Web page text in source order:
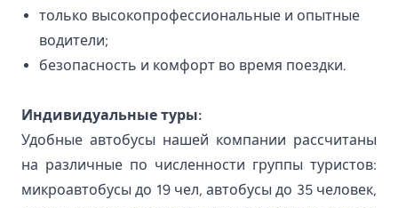
только высокопрофессиональные и опытные
водители;
безопасность и комфорт во время поездки.
Индивидуальные туры:
Удобные автобусы нашей компании рассчитаны
на различные по численности группы туристов:
микроавтобусы до 19 чел, автобусы до 35 человек,